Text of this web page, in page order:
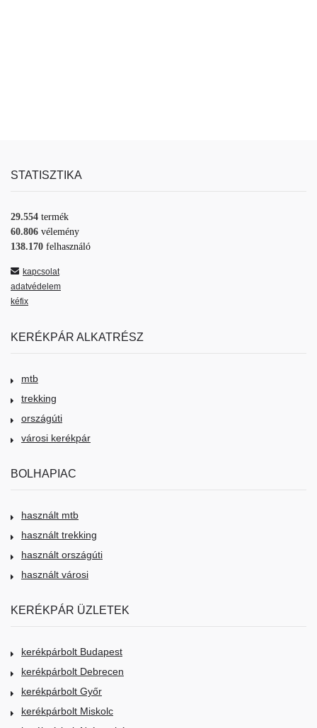
STATISZTIKA
29.554 termék
60.806 vélemény
138.170 felhasználó
kapcsolat
adatvédelem
kéfix
KERÉKPÁR ALKATRÉSZ
mtb
trekking
országúti
városi kerékpár
BOLHAPIAC
használt mtb
használt trekking
használt országúti
használt városi
KERÉKPÁR ÜZLETEK
kerékpárbolt Budapest
kerékpárbolt Debrecen
kerékpárbolt Győr
kerékpárbolt Miskolc